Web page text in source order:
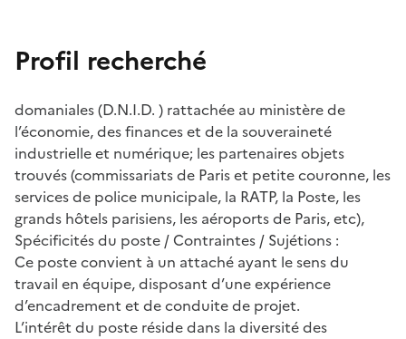
Profil recherché
domaniales (D.N.I.D. ) rattachée au ministère de
l’économie, des finances et de la souveraineté
industrielle et numérique; les partenaires objets
trouvés (commissariats de Paris et petite couronne, les
services de police municipale, la RATP, la Poste, les
grands hôtels parisiens, les aéroports de Paris, etc),
Spécificités du poste / Contraintes / Sujétions :
Ce poste convient à un attaché ayant le sens du
travail en équipe, disposant d’une expérience
d’encadrement et de conduite de projet.
L’intérêt du poste réside dans la diversité des